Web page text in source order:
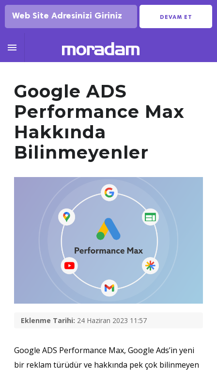
DEVAM ET

Google ADS
Performance Max
Hakkında
Bilinmeyenler
Eklenme Tarihi: 24 Haziran 2023 11:57
Google ADS Performance Max, Google Ads’in yeni
bir reklam türüdür ve hakkında pek çok bilinmeyen